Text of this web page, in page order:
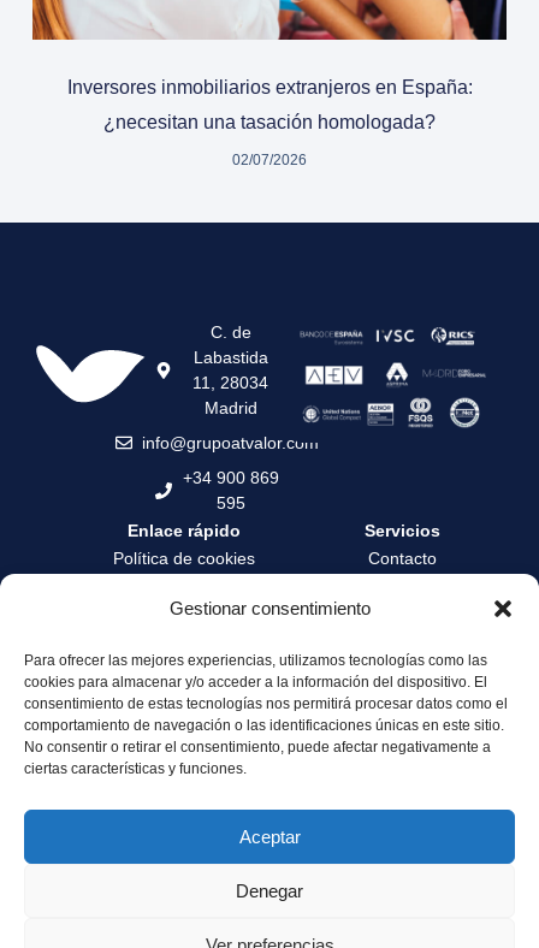
Gestionar consentimiento
Para ofrecer las mejores experiencias, utilizamos tecnologías como las
cookies para almacenar y/o acceder a la información del dispositivo. El
consentimiento de estas tecnologías nos permitirá procesar datos como el
comportamiento de navegación o las identificaciones únicas en este sitio.
No consentir o retirar el consentimiento, puede afectar negativamente a
ciertas características y funciones.
Aceptar
Denegar
Inversores inmobiliarios extranjeros en España:
¿necesitan una tasación homologada?
02/07/2026
C. de
Labastida
11, 28034
Madrid
info@grupoatvalor.com
+34 900 869
595
Servicios
Contacto
Zona privada
Área profesionales
Enlace rápido
Política de cookies
Canal de denuncia
Servicio de Atención al
Cliente
Sostenibilidad y